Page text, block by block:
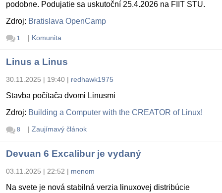
podobne. Podujatie sa uskutoční 25.4.2026 na FIIT STU.
Zdroj: Bratislava OpenCamp
1 | Komunita
Linus a Linus
30.11.2025 | 19:40 | redhawk1975
Stavba počítača dvomi Linusmi
Zdroj: Building a Computer with the CREATOR of Linux!
8 | Zaujímavý článok
Devuan 6 Excalibur je vydaný
03.11.2025 | 22:52 | menom
Na svete je nová stabilná verzia linuxovej distribúcie